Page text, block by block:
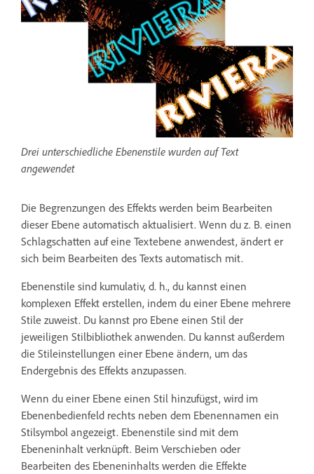
Drei unterschiedliche Ebenenstile wurden auf Text
angewendet
Die Begrenzungen des Effekts werden beim Bearbeiten
dieser Ebene automatisch aktualisiert. Wenn du z. B. einen
Schlagschatten auf eine Textebene anwendest, ändert er
sich beim Bearbeiten des Texts automatisch mit.
Ebenenstile sind kumulativ, d. h., du kannst einen
komplexen Effekt erstellen, indem du einer Ebene mehrere
Stile zuweist. Du kannst pro Ebene einen Stil der
jeweiligen Stilbibliothek anwenden. Du kannst außerdem
die Stileinstellungen einer Ebene ändern, um das
Endergebnis des Effekts anzupassen.
Wenn du einer Ebene einen Stil hinzufügst, wird im
Ebenenbedienfeld rechts neben dem Ebenennamen ein
Stilsymbol angezeigt. Ebenenstile sind mit dem
Ebeneninhalt verknüpft. Beim Verschieben oder
Bearbeiten des Ebeneninhalts werden die Effekte